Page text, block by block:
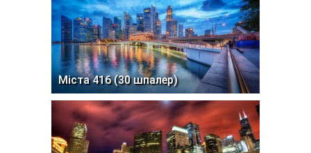
Міста 416 (30 шпалер)